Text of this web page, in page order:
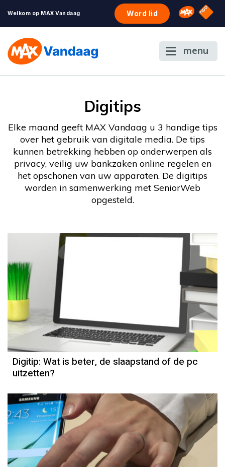
Welkom op MAX Vandaag Word lid Omroep
NPO
menu
Digitips
Elke maand geeft MAX Vandaag u 3 handige tips
over het gebruik van digitale media. De tips
kunnen betrekking hebben op onderwerpen als
privacy, veilig uw bankzaken online regelen en
het opschonen van uw apparaten. De digitips
worden in samenwerking met SeniorWeb
opgesteld.
Digitip: Wat is beter, de slaapstand of de pc
uitzetten?